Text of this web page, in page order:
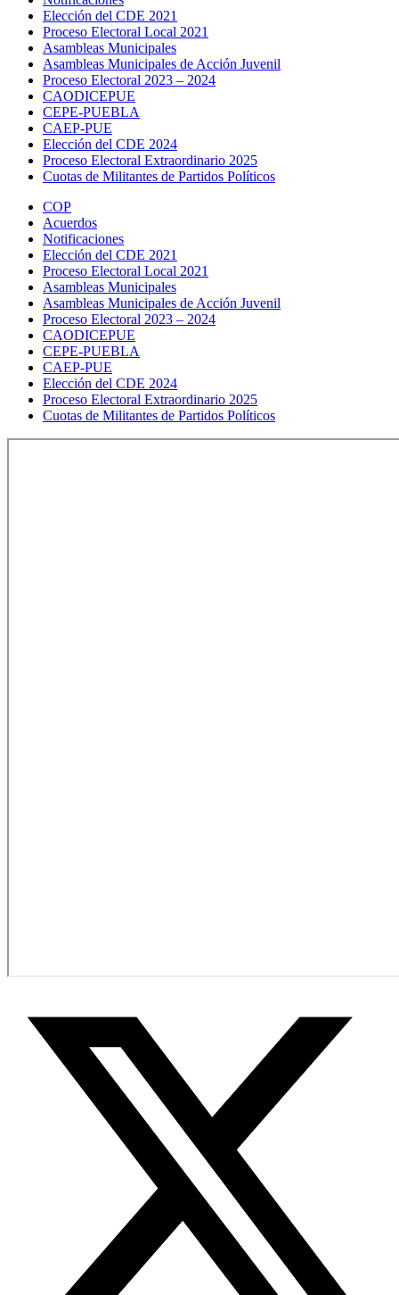
Elección del CDE 2021
Proceso Electoral Local 2021
Asambleas Municipales
Asambleas Municipales de Acción Juvenil
Proceso Electoral 2023 – 2024
CAODICEPUE
CEPE-PUEBLA
CAEP-PUE
Elección del CDE 2024
Proceso Electoral Extraordinario 2025
Cuotas de Militantes de Partidos Políticos
COP
Acuerdos
Notificaciones
Elección del CDE 2021
Proceso Electoral Local 2021
Asambleas Municipales
Asambleas Municipales de Acción Juvenil
Proceso Electoral 2023 – 2024
CAODICEPUE
CEPE-PUEBLA
CAEP-PUE
Elección del CDE 2024
Proceso Electoral Extraordinario 2025
Cuotas de Militantes de Partidos Políticos